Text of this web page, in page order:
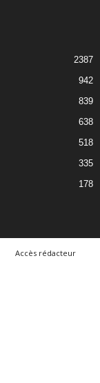
2387
942
839
638
518
335
178
Accès rédacteur